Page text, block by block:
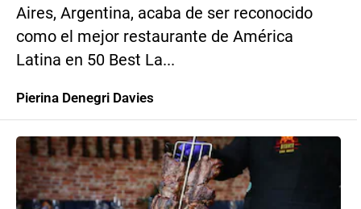
Aires, Argentina, acaba de ser reconocido
como el mejor restaurante de América
Latina en 50 Best La...
Pierina Denegri Davies